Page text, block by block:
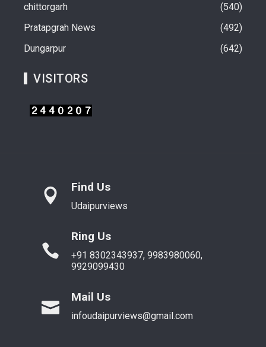
chittorgarh
540
Pratapgrah News
492
Dungarpur
642
VISITORS
Find Us
Udaipurviews
Ring Us
+91 8302343937, 9983980060,
9929099430
Mail Us
infoudaipurviews@gmail.com